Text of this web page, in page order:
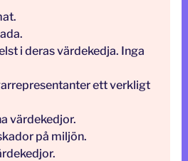
i deras värdekedja. Inga
ett verkligt
värdekedjor.
på miljön.